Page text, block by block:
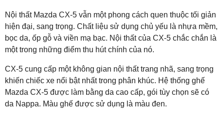
Nội thất Mazda CX-5 vẫn một phong cách quen thuộc tối giản
hiện đại, sang trọng. Chất liệu sử dụng chủ yếu là nhựa mềm,
bọc da, ốp gỗ và viền mạ bạc. Nội thất của CX-5 chắc chắn là
một trong những điểm thu hút chính của nó.
CX-5 cung cấp một không gian nội thất trang nhã, sang trọng
khiến chiếc xe nổi bật nhất trong phân khúc. Hệ thống ghế
Mazda CX-5 được làm bằng da cao cấp, gói tùy chọn sẽ có
da Nappa. Màu ghế được sử dụng là màu đen.